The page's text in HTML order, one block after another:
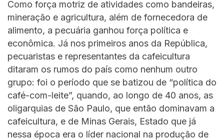
Como força motriz de atividades como bandeiras,
mineração e agricultura, além de fornecedora de
alimento, a pecuária ganhou força política e
econômica. Já nos primeiros anos da República,
pecuaristas e representantes da cafeicultura
ditaram os rumos do país como nenhum outro
grupo: foi o período que se batizou de “política do
café-com-leite”, quando, ao longo de 40 anos, as
oligarquias de São Paulo, que então dominavam a
cafeicultura, e de Minas Gerais, Estado que já
nessa época era o líder nacional na produção de